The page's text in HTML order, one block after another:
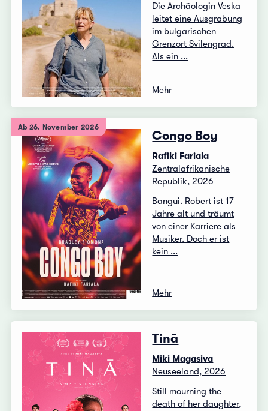
Die Archäologin Veska
leitet eine Ausgrabung
im bulgarischen
Grenzort Svilengrad.
Als ein ...
Mehr
Ab 26. November 2026
Congo Boy
Rafiki Fariala
Zentralafrikanische
Republik, 2026
Bangui. Robert ist 17
Jahre alt und träumt
von einer Karriere als
Musiker. Doch er ist
kein ...
Mehr
Tinā
Miki Magasiva
Neuseeland, 2026
Still mourning the
death of her daughter,